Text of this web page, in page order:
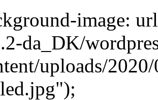
image:
da_DK/
uploads/